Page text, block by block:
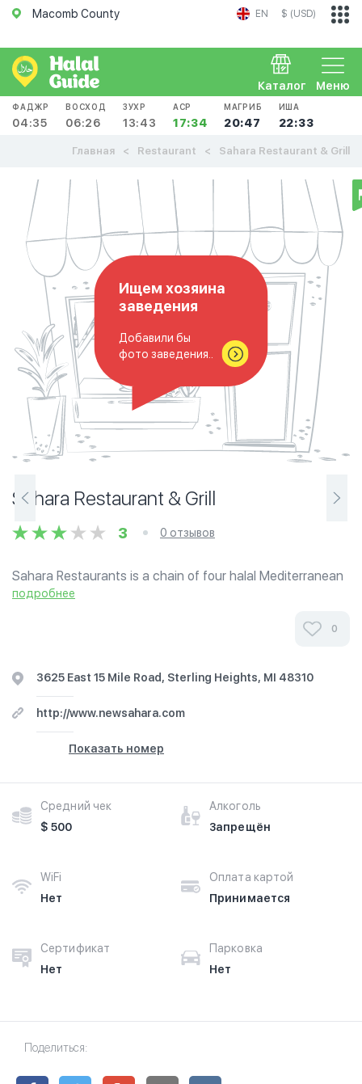
Macomb County EN $ (USD)
Меню
Каталог
ФАДЖР
04:35
ВОСХОД
06:26
ЗУХР
13:43
АСР
17:34
МАГРИБ
20:47
ИША
22:33
Главная Restaurant Sahara Restaurant & Grill
Ищем хозяина
заведения
Добавили бы
фото заведения..
Sahara Restaurant & Grill
3 0 отзывов
Sahara Restaurants is a chain of four halal Mediterranean
restaurants in Michigan with locations in: Oak Park, Sterling
подробнее
0
3625 East 15 Mile Road, Sterling Heights, MI 48310
http://www.newsahara.com
Показать номер
Средний чек
$ 500
Алкоголь
Запрещён
WiFi
Нет
Оплата картой
Принимается
Сертификат
Нет
Парковка
Нет
Поделиться: